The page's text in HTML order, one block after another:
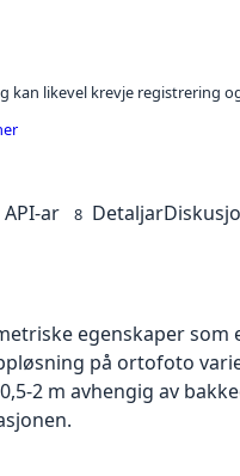
kan likevel krevje registrering
ar 8 Detaljar
egenskaper
på ortofoto
2 m avhengig av